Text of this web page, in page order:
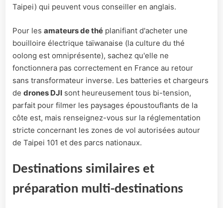
Taipei) qui peuvent vous conseiller en anglais.
Pour les amateurs de thé planifiant d'acheter une
bouilloire électrique taïwanaise (la culture du thé
oolong est omniprésente), sachez qu'elle ne
fonctionnera pas correctement en France au retour
sans transformateur inverse. Les batteries et chargeurs
de drones DJI sont heureusement tous bi-tension,
parfait pour filmer les paysages époustouflants de la
côte est, mais renseignez-vous sur la réglementation
stricte concernant les zones de vol autorisées autour
de Taipei 101 et des parcs nationaux.
Destinations similaires et
préparation multi-destinations